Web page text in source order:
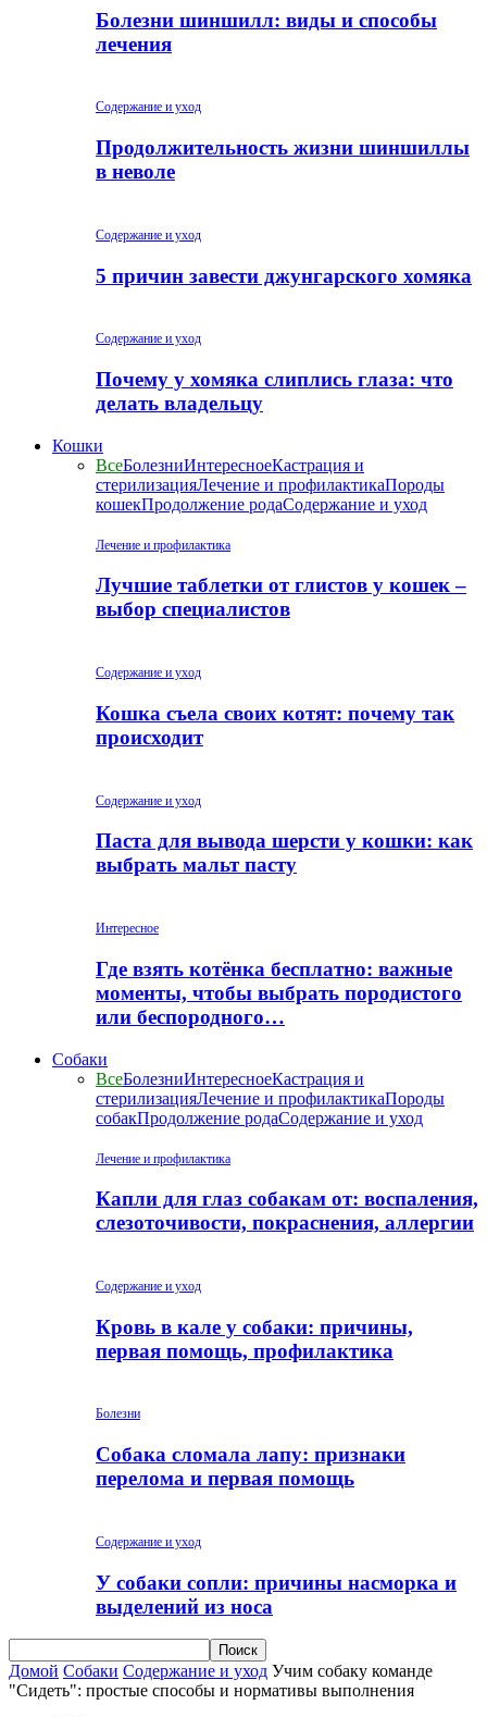
Болезни шиншилл: виды и способы
лечения
Содержание и уход
Продолжительность жизни шиншиллы
в неволе
Содержание и уход
5 причин завести джунгарского хомяка
Содержание и уход
Почему у хомяка слиплись глаза: что
делать владельцу
Кошки
ВсеБолезниИнтересноеКастрация и
стерилизацияЛечение и профилактикаПороды
кошекПродолжение родаСодержание и уход
Лечение и профилактика
Лучшие таблетки от глистов у кошек –
выбор специалистов
Содержание и уход
Кошка съела своих котят: почему так
происходит
Содержание и уход
Паста для вывода шерсти у кошки: как
выбрать мальт пасту
Интересное
Где взять котёнка бесплатно: важные
моменты, чтобы выбрать породистого
или беспородного…
Собаки
ВсеБолезниИнтересноеКастрация и
стерилизацияЛечение и профилактикаПороды
собакПродолжение родаСодержание и уход
Лечение и профилактика
Капли для глаз собакам от: воспаления,
слезоточивости, покраснения, аллергии
Содержание и уход
Кровь в кале у собаки: причины,
первая помощь, профилактика
Болезни
Собака сломала лапу: признаки
перелома и первая помощь
Содержание и уход
У собаки сопли: причины насморка и
выделений из носа
Домой Собаки Содержание и уход Учим собаку команде
"Сидеть": простые способы и нормативы выполнения